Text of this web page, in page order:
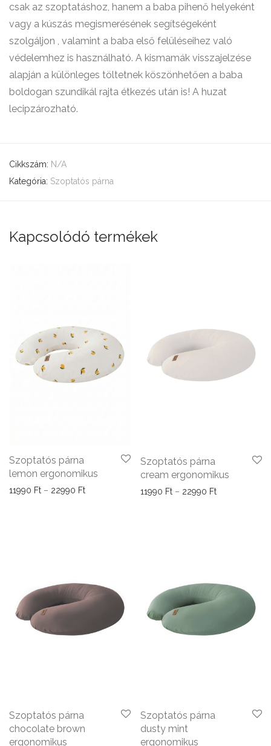
csak az szoptatáshoz, hanem a baba pihenő helyeként
vagy a kúszás megismerésének segítségeként
szolgáljon , valamint a baba első felüléseihez való
védelemhez is használható. A kismamák visszajelzése
alapján a különleges töltetnek köszönhetően a baba
boldogan szundikál rajta étkezés után is! A huzat
lecipzározható.
Cikkszám: N/A
Kategória: Szoptatós párna
Kapcsolódó termékek
Szoptatós párna
lemon ergonomikus
11990 Ft – 22990 FtÁrtartomány: 11990 Ft - 22990 Ft
Szoptatós párna
cream ergonomikus
11990 Ft – 22990 FtÁrtartomány:
Szoptatós párna
chocolate brown
ergonomikus
Szoptatós párna
dusty mint
ergonomikus